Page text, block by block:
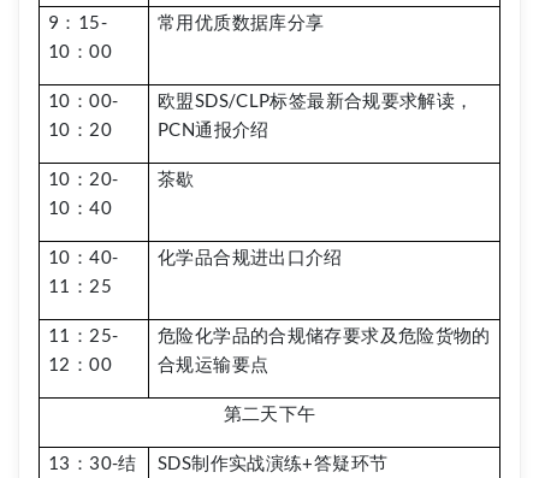
9：15-
10：00
常用优质数据库分享
10：00-
10：20
欧盟SDS/CLP标签最新合规要求解读，
PCN通报介绍
10：20-
10：40
茶歇
10：40-
11：25
化学品合规进出口介绍
11：25-
12：00
危险化学品的合规储存要求及危险货物的
合规运输要点
第二天下午
13：30-结
SDS制作实战演练+答疑环节